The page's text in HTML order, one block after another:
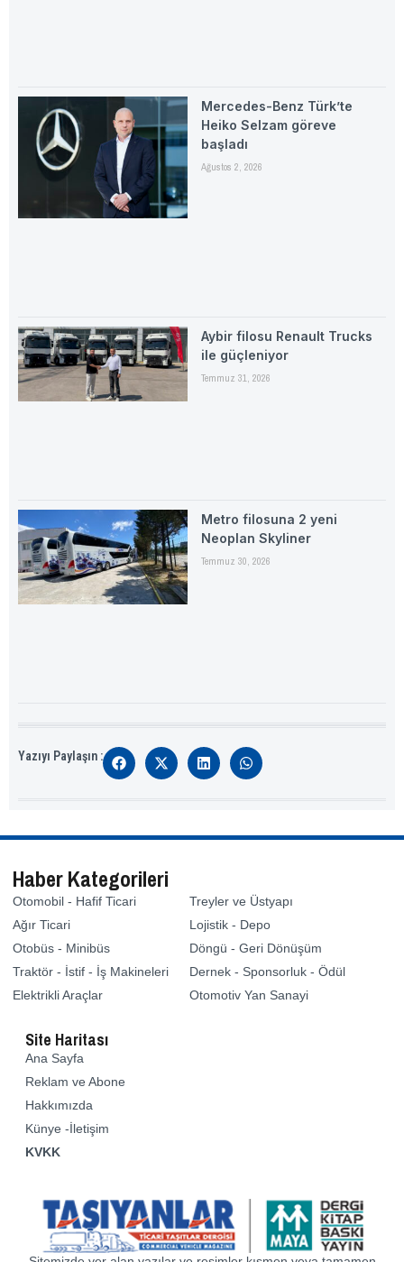
Mercedes-Benz Türk’te
Heiko Selzam göreve
başladı
Ağustos 2, 2026
Aybir filosu Renault Trucks
ile güçleniyor
Temmuz 31, 2026
Metro filosuna 2 yeni
Neoplan Skyliner
Temmuz 30, 2026
Yazıyı Paylaşın :
Haber Kategorileri
Otomobil - Hafif Ticari
Ağır Ticari
Otobüs - Minibüs
Traktör - İstif - İş Makineleri
Elektrikli Araçlar
Treyler ve Üstyapı
Lojistik - Depo
Döngü - Geri Dönüşüm
Dernek - Sponsorluk - Ödül
Otomotiv Yan Sanayi
Site Haritası
Ana Sayfa
Reklam ve Abone
Hakkımızda
Künye -İletişim
KVKK